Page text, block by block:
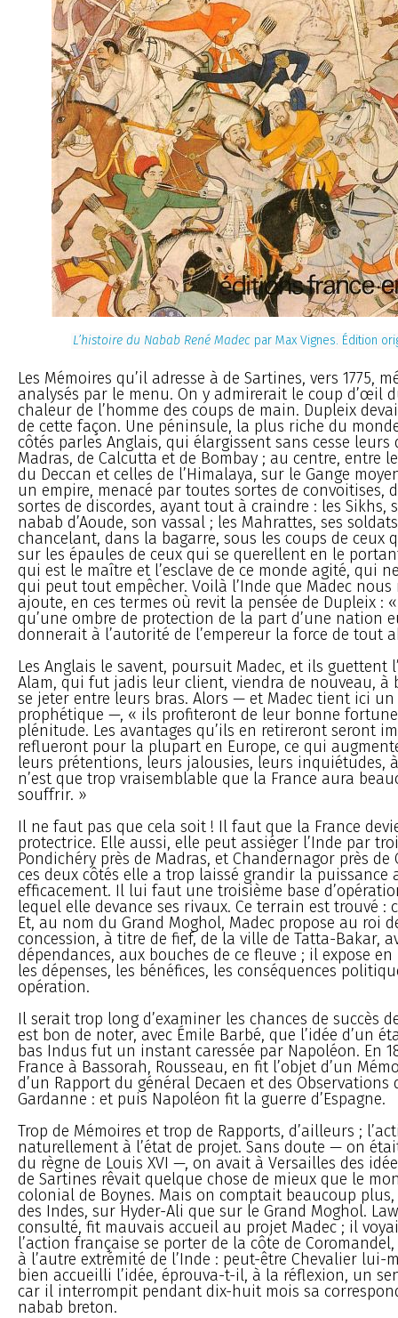
L’histoire du Nabab René Madec par Max Vignes. Édition
Les Mémoires qu’il adresse à de Sartines, vers 1775,
analysés par le menu. On y admirerait le coup d’œil
chaleur de l’homme des coups de main. Dupleix
de cette façon. Une péninsule, la plus riche du
côtés parles Anglais, qui élargissent sans cesse leurs
Madras, de Calcutta et de Bombay ; au centre, entre
du Deccan et celles de l’Himalaya, sur le Gange
un empire, menacé par toutes sortes de convoitises,
sortes de discordes, ayant tout à craindre : les Sikhs,
nabab d’Aoude, son vassal ; les Mahrattes, ses
chancelant, dans la bagarre, sous les coups de ceux
sur les épaules de ceux qui se querellent en le
qui est le maître et l’esclave de ce monde agité, qui
qui peut tout empêcher. Voilà l’Inde que Madec nous
ajoute, en ces termes où revit la pensée de Dupleix :
qu’une ombre de protection de la part d’une nation
donnerait à l’autorité de l’empereur la force de tout
Les Anglais le savent, poursuit Madec, et ils guettent
Alam, qui fut jadis leur client, viendra de nouveau, à
se jeter entre leurs bras. Alors — et Madec tient ici un
prophétique —, « ils profiteront de leur bonne
plénitude. Les avantages qu’ils en retireront seront
reflueront pour la plupart en Europe, ce qui
leurs prétentions, leurs jalousies, leurs inquiétudes,
n’est que trop vraisemblable que la France aura
souffrir. »
Il ne faut pas que cela soit ! Il faut que la France
protectrice. Elle aussi, elle peut assiéger l’Inde par
Pondichéry près de Madras, et Chandernagor près
ces deux côtés elle a trop laissé grandir la puissance
efficacement. Il lui faut une troisième base
lequel elle devance ses rivaux. Ce terrain est trouvé :
Et, au nom du Grand Moghol, Madec propose au roi
concession, à titre de fief, de la ville de Tatta-Bakar,
dépendances, aux bouches de ce fleuve ; il expose
les dépenses, les bénéfices, les conséquences
opération.
Il serait trop long d’examiner les chances de succès
est bon de noter, avec Émile Barbé, que l’idée d’un
bas Indus fut un instant caressée par Napoléon. En
France à Bassorah, Rousseau, en fit l’objet d’un
d’un Rapport du général Decaen et des Observations
Gardanne : et puis Napoléon fit la guerre d’Espagne.
Trop de Mémoires et trop de Rapports, d’ailleurs ;
naturellement à l’état de projet. Sans doute — on
du règne de Louis XVI —, on avait à Versailles des
de Sartines rêvait quelque chose de mieux que le
colonial de Boynes. Mais on comptait beaucoup
des Indes, sur Hyder-Ali que sur le Grand Moghol.
consulté, fit mauvais accueil au projet Madec ; il
l’action française se porter de la côte de
à l’autre extrémité de l’Inde : peut-être Chevalier lui-
bien accueilli l’idée, éprouva-t-il, à la réflexion, un
car il interrompit pendant dix-huit mois sa
nabab breton.